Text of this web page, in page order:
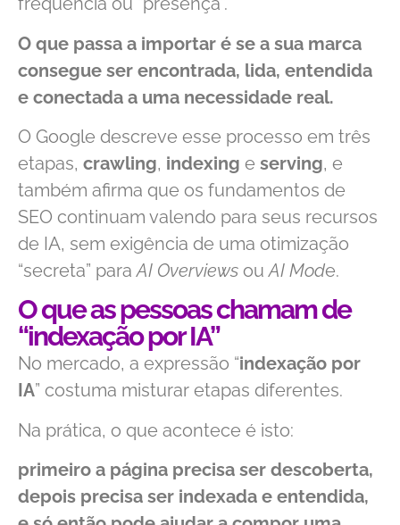
O que passa a importar é se a sua marca
consegue ser encontrada, lida, entendida
e conectada a uma necessidade real.
O Google descreve esse processo em três
etapas, crawling, indexing e serving, e
também afirma que os fundamentos de
SEO continuam valendo para seus recursos
de IA, sem exigência de uma otimização
“secreta” paraAI Overviews ouAI Mode.
O que as pessoas chamam de
“indexação por IA”
No mercado, a expressão “indexação por
IA” costuma misturar etapas diferentes.
Na prática, o que acontece é isto:
primeiro a página precisa ser descoberta,
depois precisa ser indexada e entendida,